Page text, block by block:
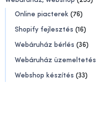
Online piacterek (76)
Shopify fejlesztés (16)
Webáruház bérlés (36)
Webáruház üzemeltetés
Webshop készítés (33)